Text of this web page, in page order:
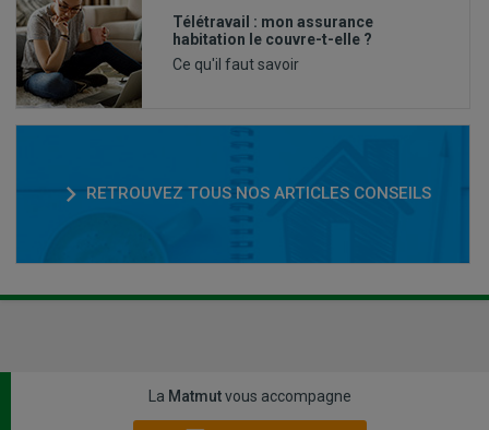
Télétravail : mon assurance
habitation le couvre-t-elle ?
Ce qu'il faut savoir
RETROUVEZ TOUS NOS ARTICLES CONSEILS
La Matmutvous accompagne